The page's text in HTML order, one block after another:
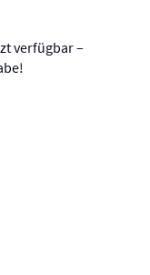
verfügbar –